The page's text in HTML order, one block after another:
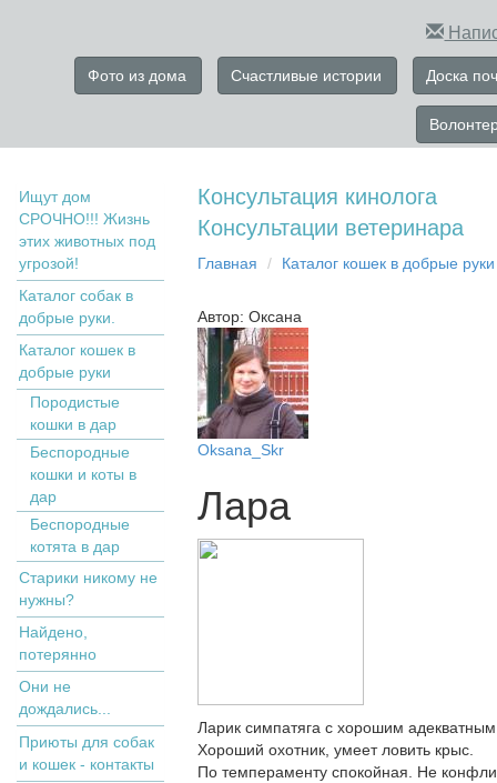
Фото из дома Счастливые истории Доска
Ищут дом
СРОЧНО!!! Жизнь
этих животных под
угрозой!
Каталог собак в
добрые руки.
Кaтaлoг кoшек в
дoбрыe рyки
Пopoдистыe
кoшки в дaр
Бecпopoдныe
кoшки и коты в
дap
Беспородные
котята в дар
Старики никому не
нужны?
Найдено,
потерянно
Они не
дождались...
Приюты для собак
и кошек - контакты
Консультация кинолога
Консультации ветеринара
Главная Кaтaлoг кoшек в дoбрыe рyки
Автор: Оксана
Oksana_Skr
Лара
Ларик симпатяга с хорошим
Хороший охотник, умеет ловить крыс.
По темпераменту спокойная. Не